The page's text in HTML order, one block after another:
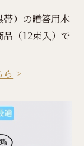
帯）の贈答用木
品（12束入）で